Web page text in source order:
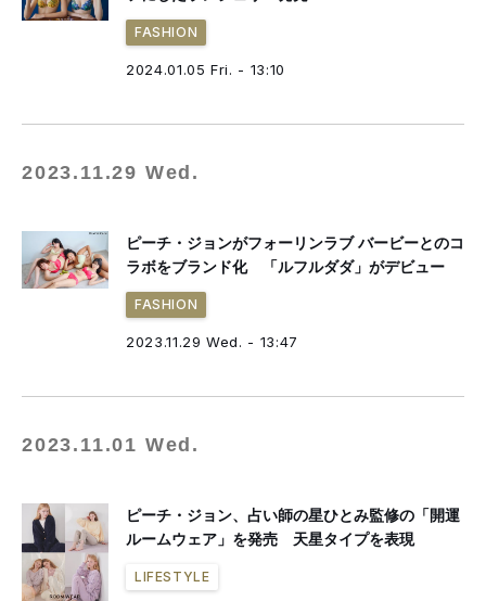
FASHION
2024.01.05 Fri. - 13:10
2023.11.29 Wed.
ピーチ・ジョンがフォーリンラブ バービーとのコ
ラボをブランド化 「ルフルダダ」がデビュー
FASHION
2023.11.29 Wed. - 13:47
2023.11.01 Wed.
ピーチ・ジョン、占い師の星ひとみ監修の「開運
ルームウェア」を発売 天星タイプを表現
LIFESTYLE